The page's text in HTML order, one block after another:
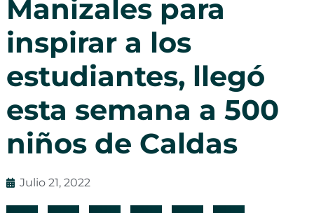
Manizales para
inspirar a los
estudiantes, llegó
esta semana a 500
niños de Caldas
Julio 21, 2022